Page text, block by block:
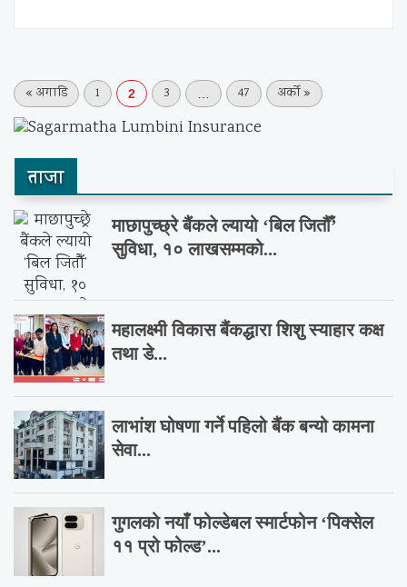
« अगाडि 1 2 3 47 अर्को »
ताजा
माछापुच्छ्रे बैंकले ल्यायो ‘बिल जितौँ’
सुविधा, १० लाखसम्मको...
महालक्ष्मी विकास बैंकद्धारा शिशु स्याहार कक्ष
तथा डे...
लाभांश घोषणा गर्ने पहिलो बैंक बन्यो कामना
सेवा...
गुगलको नयाँ फोल्डेबल स्मार्टफोन ‘पिक्सेल
११ प्रो फोल्ड’...